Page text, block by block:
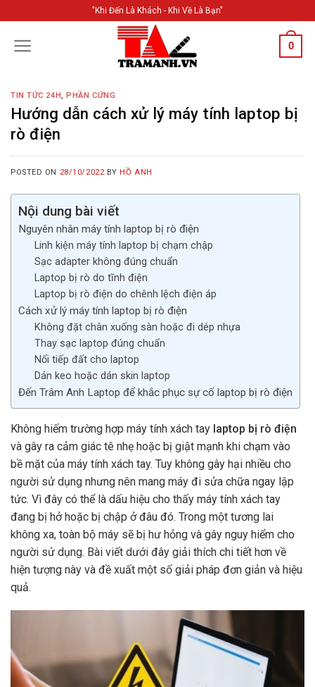
content
"Khi Đến Là Khách - Khi Về Là Bạn"
0
TIN TỨC 24H,PHẦN CỨNG
Hướng dẫn cách xử lý máy tính laptop bị
rò điện
POSTED ON 28/10/2022 BY HỒ ANH
Nội dung bài viết
Nguyên nhân máy tính laptop bị rò điện
Linh kiện máy tính laptop bị chạm chập
Sạc adapter không đúng chuẩn
Laptop bị rò do tĩnh điện
Laptop bị rò điện do chênh lệch điện áp
Cách xử lý máy tính laptop bị rò điện
Không đặt chân xuống sàn hoặc đi dép nhựa
Thay sạc laptop đúng chuẩn
Nối tiếp đất cho laptop
Dán keo hoặc dán skin laptop
Đến Trâm Anh Laptop để khắc phục sự cố laptop bị rò điện
Không hiếm trường hợp máy tính xách tay laptop bị rò điện
và gây ra cảm giác tê nhẹ hoặc bị giật mạnh khi chạm vào
bề mặt của máy tính xách tay. Tuy không gây hại nhiều cho
người sử dụng nhưng nên mang máy đi sửa chữa ngay lập
tức. Vì đây có thể là dấu hiệu cho thấy máy tính xách tay
đang bị hở hoặc bị chập ở đâu đó. Trong một tương lai
không xa, toàn bộ máy sẽ bị hư hỏng và gây nguy hiểm cho
người sử dụng. Bài viết dưới đây giải thích chi tiết hơn về
hiện tượng này và đề xuất một số giải pháp đơn giản và hiệu
quả.